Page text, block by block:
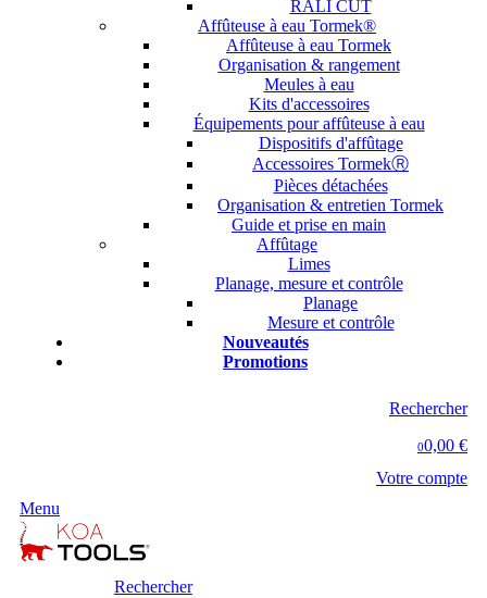
RALI CUT
Affûteuse à eau Tormek®
Affûteuse à eau Tormek
Organisation & rangement
Meules à eau
Kits d'accessoires
Équipements pour affûteuse à eau
Dispositifs d'affûtage
Accessoires TormekⓇ
Pièces détachées
Organisation & entretien Tormek
Guide et prise en main
Affûtage
Limes
Planage, mesure et contrôle
Planage
Mesure et contrôle
Nouveautés
Promotions
Rechercher
00,00 €
Votre compte
Menu
Rechercher